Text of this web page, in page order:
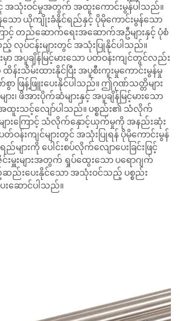
င့် အသုံးဝင်မှုအတွက် အထူးကောင်းမွန်ပါသည်။
ော ယိုကျိုးခံနိုင်ရည်နှင့် ပိုမိုကောင်းမွန်သော
ောင့် တည်ဆောက်ရေးအဆောက်အဦများနှင့် ပုံစံ
လုပ်ငန်းများတွင် အသုံးပြုနိုင်ပါသည်။
ာ အပူချိန်မြင့်မားသော ပတ်ဝန်းကျင်တွင်လည်း
န်းသိမ်းထားနိုင်ပြီး အပူစီးကူးမှုကောင်းမွန်မှု
ဖြန့်ဖြူးပေးနိုင်ပါသည်။ ဤဂုဏ်သတ္တိများ
၊ ဖိအားပိုက်ဆံများနှင့် အပူချိန်မြင့်မားသော
ထူးသင့်လျော်ပါသည်။ ပစ္စည်း၏ သံလိုက်
ားကြောင့် သံလိုက်နှောင့်ယှက်မှုကို အနည်းဆုံး
ဝန်းကျင်များတွင် အသုံးပြုရန် ပိုမိုကောင်းမွန်
ျားကို ပေါင်းစပ်လိုက်လျောပေးခြင်းဖြင့်
င်းမှူးများအတွက် ရှုပ်ထွေးသော ပရောဂျက်
ဆည်းပေးနိုင်သော အသုံးဝင်သည့် ပစ္စည်း
းဆောင်ပါသည်။